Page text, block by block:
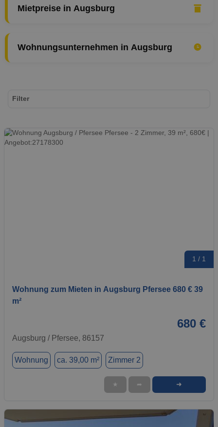
Mietpreise in Augsburg
Wohnungsunternehmen in Augsburg
1 / 1
Wohnung zum Mieten in Augsburg Pfersee 680 € 39
m²
680 €
Augsburg / Pfersee, 86157
Wohnung ca. 39,00 m² Zimmer 2
★ ➦ ➜
Filter